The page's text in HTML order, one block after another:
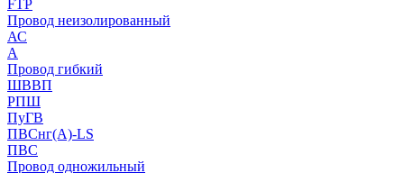
FTP
Провод неизолированный
АС
А
Провод гибкий
ШВВП
РПШ
ПуГВ
ПВСнг(А)-LS
ПВС
Провод одножильный